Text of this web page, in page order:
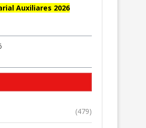
Auxiliares 2026
(479)